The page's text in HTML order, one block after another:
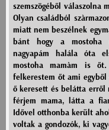
szemszögéből válaszolna
Olyan családból
miatt nem beszélnek
bánt hogy a mostoha
nagyapám halála óta
mostoha mamàm is
felkerestem őt ami
ő keresett és belátta erről
férjem mama, látta a
Idővel otthonba került
voltak a gondozók, ki